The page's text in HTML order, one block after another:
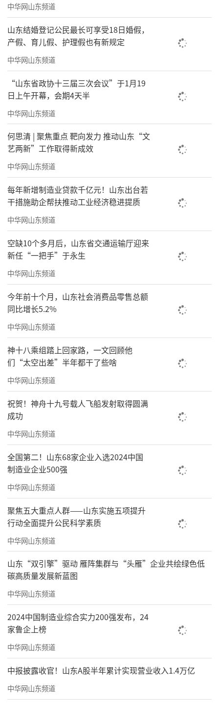
中华网山东频道
山东结婚登记公民最长可享受18日婚假，
产假、育儿假、护理假也有新规定
中华网山东频道
“山东省政协十三届三次会议”于1月19
日上午开幕，会期4天半
中华网山东频道
何思清 | 聚焦重点 靶向发力 推动山东“文
艺两新”工作取得新成效
中华网山东频道
每年新增制造业贷款千亿元！山东出台若
干措施助企帮扶推动工业经济稳进提质
中华网山东频道
空缺10个多月后，山东省交通运输厅迎来
新任“一把手”于永生
中华网山东频道
今年前十个月，山东社会消费品零售总额
同比增长5.2%
中华网山东频道
神十八乘组踏上回家路，一文回顾他
们“太空出差”半年都干了些啥
中华网山东频道
祝贺！神舟十九号载人飞船发射取得圆满
成功
中华网山东频道
全国第二！山东68家企业入选2024中国
制造业企业500强
中华网山东频道
聚焦五大重点人群——山东实施五项提升
行动全面提升公民科学素质
中华网山东频道
山东“双引擎”驱动 雁阵集群与“头雁”企业共绘绿色低
碳高质量发展新蓝图
中华网山东频道
2024中国制造业综合实力200强发布，24
家鲁企上榜
中华网山东频道
中报披露收官！山东A股半年累计实现营业收入1.4万亿
中华网山东频道